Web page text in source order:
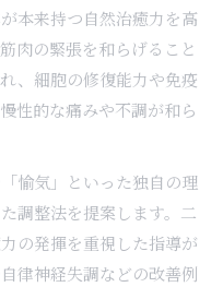
本来持つ自然治癒力を高
肉の緊張を和らげること
、細胞の修復能力や免疫
性的な痛みや不調が和ら
愉気」といった独自の理
調整法を提案します。二
の発揮を重視した指導が
律神経失調などの改善例